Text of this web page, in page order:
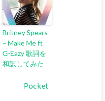
Britney Spears
– Make Me ft
G-Eazy 歌詞を
和訳してみた
Pocket